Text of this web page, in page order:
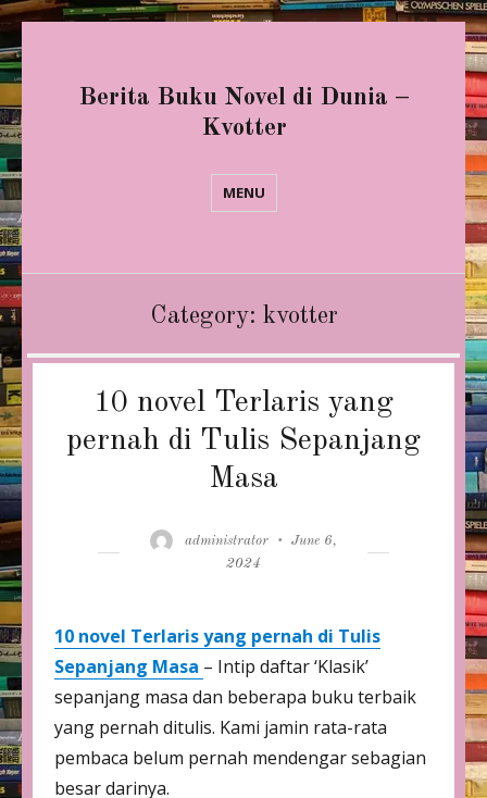
Berita Buku Novel di Dunia –
Kvotter
MENU
Category: kvotter
10 novel Terlaris yang
pernah di Tulis Sepanjang
Masa
Author
administrator
Posted
June 6,
2024
10 novel Terlaris yang pernah di Tulis
Sepanjang Masa – Intip daftar ‘Klasik’
sepanjang masa dan beberapa buku terbaik
yang pernah ditulis. Kami jamin rata-rata
pembaca belum pernah mendengar sebagian
besar darinya.